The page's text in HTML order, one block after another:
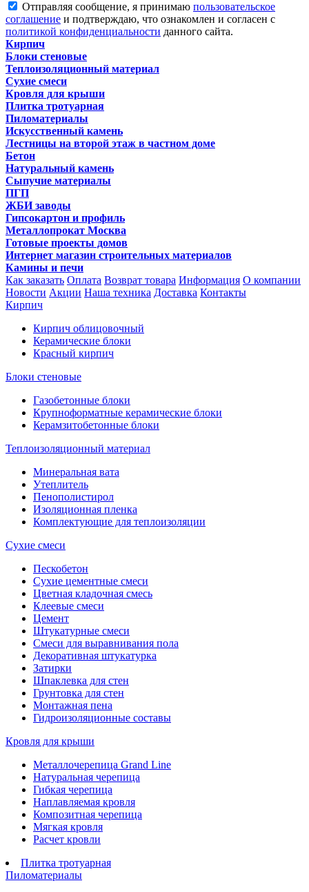
Отправляя сообщение, я принимаю пользовательское
соглашение и подтверждаю, что ознакомлен и согласен с
политикой конфиденциальности данного сайта.
Кирпич
Блоки стеновые
Теплоизоляционный материал
Сухие смеси
Кровля для крыши
Плитка тротуарная
Пиломатериалы
Искусственный камень
Лестницы на второй этаж в частном доме
Бетон
Натуральный камень
Сыпучие материалы
ПГП
ЖБИ заводы
Гипсокартон и профиль
Металлопрокат Москва
Готовые проекты домов
Интернет магазин строительных материалов
Камины и печи
Как заказать Оплата Возврат товара Информация О компании
Новости Акции Наша техника Доставка Контакты
Кирпич
Кирпич облицовочный
Керамические блоки
Красный кирпич
Блоки стеновые
Газобетонные блоки
Крупноформатные керамические блоки
Керамзитобетонные блоки
Теплоизоляционный материал
Минеральная вата
Утеплитель
Пенополистирол
Изоляционная пленка
Комплектующие для теплоизоляции
Сухие смеси
Пескобетон
Сухие цементные смеси
Цветная кладочная смесь
Клеевые смеси
Цемент
Штукатурные смеси
Смеси для выравнивания пола
Декоративная штукатурка
Затирки
Шпаклевка для стен
Грунтовка для стен
Монтажная пена
Гидроизоляционные составы
Кровля для крыши
Металлочерепица Grand Line
Натуральная черепица
Гибкая черепица
Наплавляемая кровля
Композитная черепица
Мягкая кровля
Расчет кровли
Плитка тротуарная
Пиломатериалы